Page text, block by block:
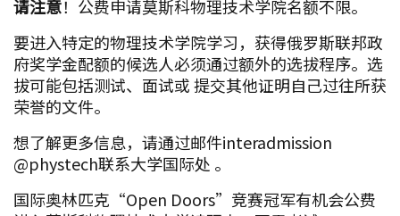
请注意！公费申请莫斯科物理技术学院名额不限。
要进入特定的物理技术学院学习，获得俄罗斯联邦政
府奖学金配额的候选人必须通过额外的选拔程序。选
拔可能包括测试、面试或 提交其他证明自己过往所获
荣誉的文件。
想了解更多信息，请通过邮件interadmission
@phystech联系大学国际处 。
国际奥林匹克“Open Doors”竞赛冠军有机会公费